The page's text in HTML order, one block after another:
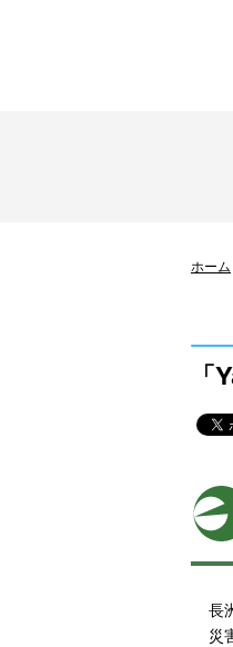
ホーム
長
災